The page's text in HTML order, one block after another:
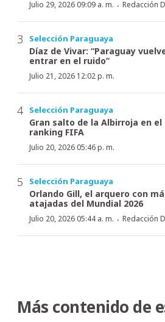
Julio 29, 2026 09:09 a. m. · Redacción
Selección Paraguaya
Díaz de Vivar: “Paraguay
entrar en el ruido”
Julio 21, 2026 12:02 p. m.
Selección Paraguaya
Gran salto de la Albirroja en el
ranking FIFA
Julio 20, 2026 05:46 p. m.
Selección Paraguaya
Orlando Gill, el arquero con
atajadas del Mundial 2026
Julio 20, 2026 05:44 a. m. · Redacción
Más contenido de